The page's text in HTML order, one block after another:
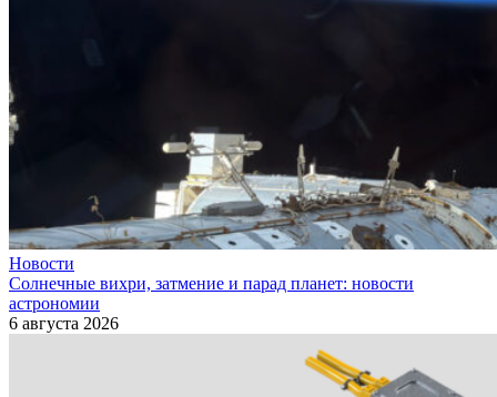
Новости
Солнечные вихри, затмение и парад планет: новости
астрономии
6 августа 2026